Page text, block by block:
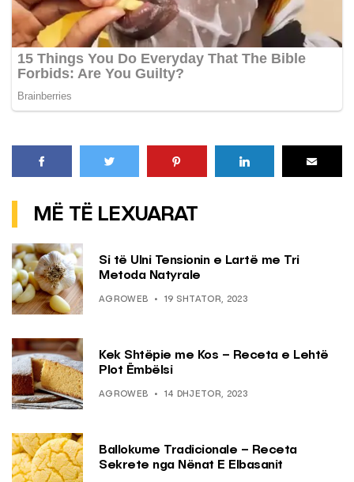
MË TË LEXUARAT
Si të Ulni Tensionin e Lartë me Tri
Metoda Natyrale
AGROWEB 19 SHTATOR, 2023
Kek Shtëpie me Kos – Receta e Lehtë
Plot Ëmbëlsi
AGROWEB 14 DHJETOR, 2023
Ballokume Tradicionale – Receta
Sekrete nga Nënat E Elbasanit